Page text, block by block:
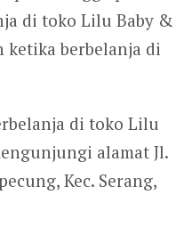
di toko Lilu Baby &
ketika berbelanja di
di toko Lilu
alamat Jl.
Kec. Serang,